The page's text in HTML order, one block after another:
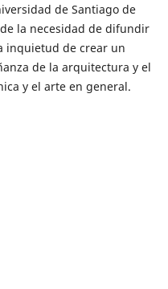
de Santiago de
la necesidad de difundir
inquietud de crear un
de la arquitectura y el
y el arte en general.